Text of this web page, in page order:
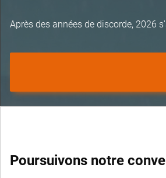
Après des années de discorde, 2026
Poursuivons notre